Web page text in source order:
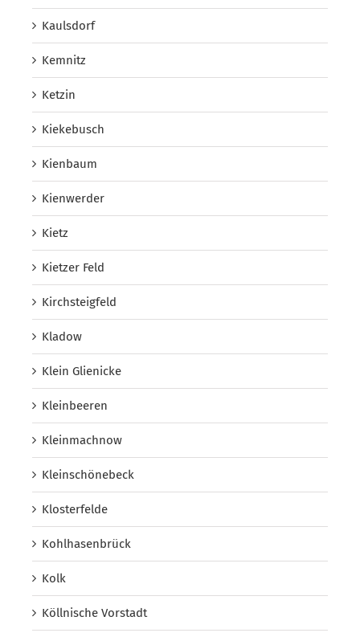
Kaulsdorf
Kemnitz
Ketzin
Kiekebusch
Kienbaum
Kienwerder
Kietz
Kietzer Feld
Kirchsteigfeld
Kladow
Klein Glienicke
Kleinbeeren
Kleinmachnow
Kleinschönebeck
Klosterfelde
Kohlhasenbrück
Kolk
Köllnische Vorstadt